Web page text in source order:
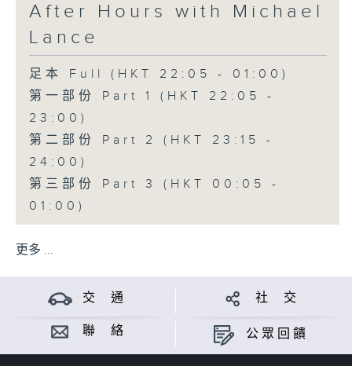
After Hours with Michael
Lance
足本 Full (HKT 22:05 - 01:00)
第一部份 Part 1 (HKT 22:05 -
23:00)
第二部份 Part 2 (HKT 23:15 -
24:00)
第三部份 Part 3 (HKT 00:05 -
01:00)
更多 ...
交 通 社 交
聯 絡 公眾回饋